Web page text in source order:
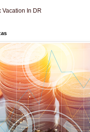
Vacation In DR